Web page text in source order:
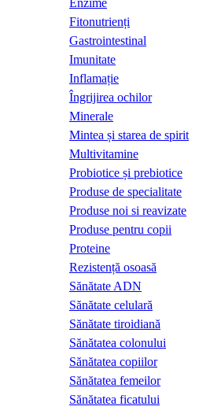
Fitonutrienți
Gastrointestinal
Imunitate
Inflamație
Îngrijirea ochilor
Minerale
Mintea și starea de spirit
Multivitamine
Probiotice și prebiotice
Produse de specialitate
Produse noi si reavizate
Produse pentru copii
Proteine
Rezistență osoasă
Sănătate ADN
Sănătate celulară
Sănătate tiroidiană
Sănătatea colonului
Sănătatea copiilor
Sănătatea femeilor
Sănătatea ficatului